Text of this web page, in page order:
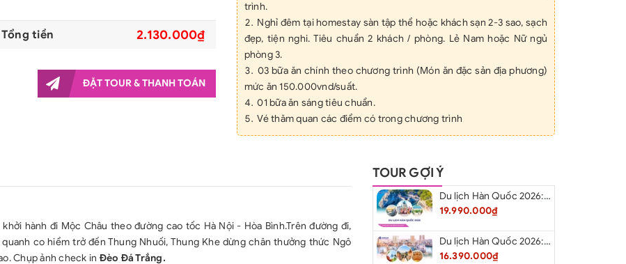
Tổng tiền 2.130.000₫
ĐẶT TOUR & THANH TOÁN
trình.
Nghỉ đêm tại homestay sàn tập thể hoặc khách sạn 2-3 sao, sạch
đẹp, tiện nghi. Tiêu chuẩn 2 khách / phòng. Lẻ Nam hoặc Nữ ngủ
phòng 3.
03 bữa ăn chính theo chương trình (Món ăn đặc sản địa phương)
mức ăn 150.000vnd/suất.
01 bữa ăn sáng tiêu chuẩn.
Vé thăm quan các điểm có trong chương trình
Hướng dẫn viên phục vụ nhiệt tình, thành thạo, chu đáo xuyên
Nước uống phục vụ trên xe, mỗi ngày 01 chai 500ml
Bảo hiểm du lịch trọn tour mức đền bù tối đa
Thuế giá trị gia tăng 8% (VAT).
GIÁ TOUR CHƯA BAO GỒM
Đồ uống (rượu, bia, nước ngọt…) trong các bữa ăn và suốt
hành đi Mộc Châu theo đường cao tốc Hà Nội - Hòa Bình.Trên đường đi,
co hiểm trở đến Thung Nhuối, Thung Khe dừng chân thưởng thức Ngô
Chụp ảnh check in Đèo Đá Trắng.
TOUR GỢI Ý
Du lịch Hàn Quốc 2026: Hà Nội – Busan – Seoul – Starfiled – Lotte Worf
19.990.000₫
Du lịch Hàn Quốc 2026: Hà Nội – Lotte Word – Đảo Nami – Làng Cổ Hanok Bukchon
16.390.000₫